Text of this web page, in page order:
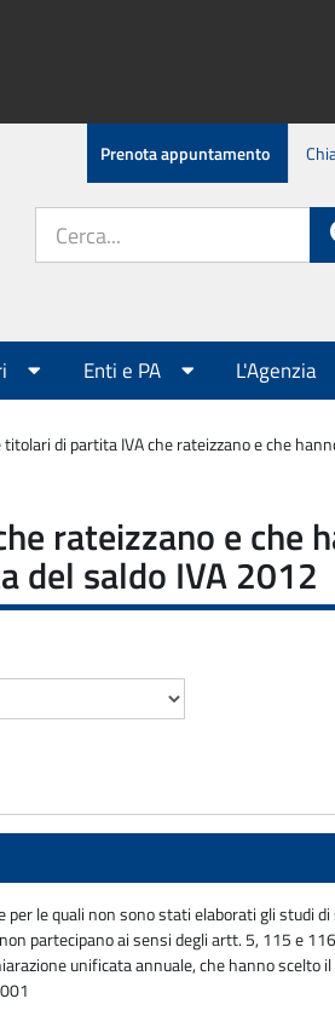
Prenota appuntamento
sito:
Enti e PA L'Agenzia
titolari di partita IVA che rateizzano e che
rateizzano e
saldo IVA 2012
le quali non sono stati elaborati gli studi
partecipano ai sensi degli artt. 5, 115 e
unificata annuale, che hanno